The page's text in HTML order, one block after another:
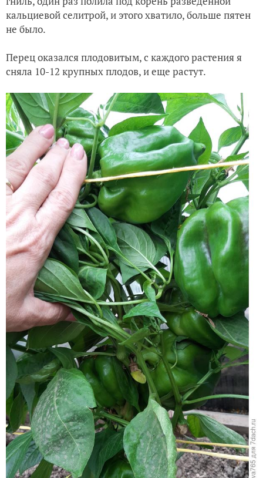
кальциевой селитрой, и этого хватило, больше пятен
не было.
Перец оказался плодовитым, с каждого растения я
сняла 10-12 крупных плодов, и еще растут.